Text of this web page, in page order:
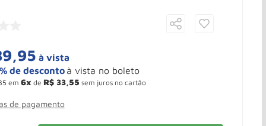
,95 à vista
em 6 de R$ 33,55 sem juros no cartão
de pagamento